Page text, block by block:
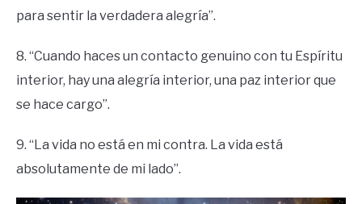
para sentir la verdadera alegría”.
8. “Cuando haces un contacto genuino con tu Espíritu
interior, hay una alegría interior, una paz interior que
se hace cargo”.
9. “La vida no está en mi contra. La vida está
absolutamente de mi lado”.